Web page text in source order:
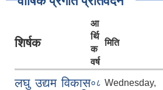
शिर्षक
आ
र्थि
क
वर्ष
मिति
लघु उद्यम विकास०८ Wednesday,